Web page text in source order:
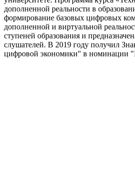
дополненной реальности в
формирование базовых цифровых
дополненной и виртуальной
ступеней образования и
слушателей. В 2019 году получил
цифровой экономики" в номинации